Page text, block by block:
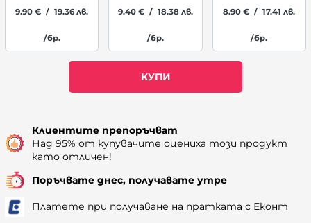
9.90 € / 19.36 лв.
/бр.
9.40 € / 18.38 лв.
/бр.
8.90 € / 17.41 лв.
/бр.
КУПИ
Клиентите препоръчват
Над 95% от купувачите оцениха този продукт
като отличен!
Поръчвате днес, получавате утре
Платете при получаване на пратката с Еконт